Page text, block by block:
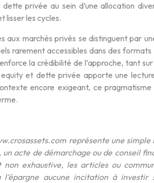
privée au sein d’une allocation
lisser les cycles.
aux marchés privés se distinguent par
rarement accessibles dans des formats
la crédibilité de l’approche, tant
et dette privée apporte une
encore exigeant, ce pragmatisme
représente une
acte de démarchage ou de conseil
exhaustive, les articles ou
aucune incitation à investir